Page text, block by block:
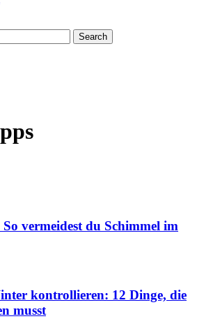
Search
vermeidest du Schimmel im
kontrollieren: 12 Dinge, die
musst